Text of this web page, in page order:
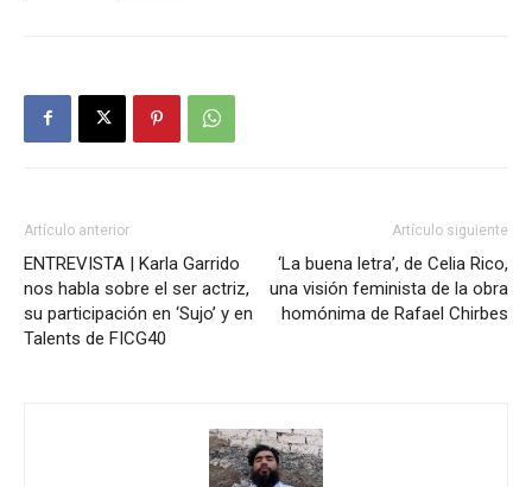
Artículo anterior
ENTREVISTA | Karla Garrido
nos habla sobre el ser actriz,
su participación en ‘Sujo’ y en
Talents de FICG40
Artículo siguiente
‘La buena letra’, de Celia Rico,
una visión feminista de la obra
homónima de Rafael Chirbes